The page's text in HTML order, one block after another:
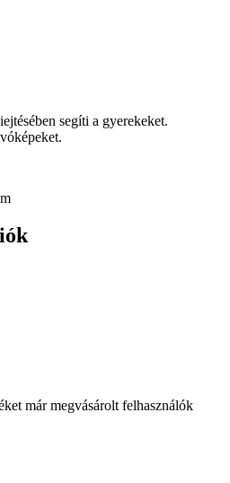
segíti a gyerekeket.
már megvásárolt felhasználók